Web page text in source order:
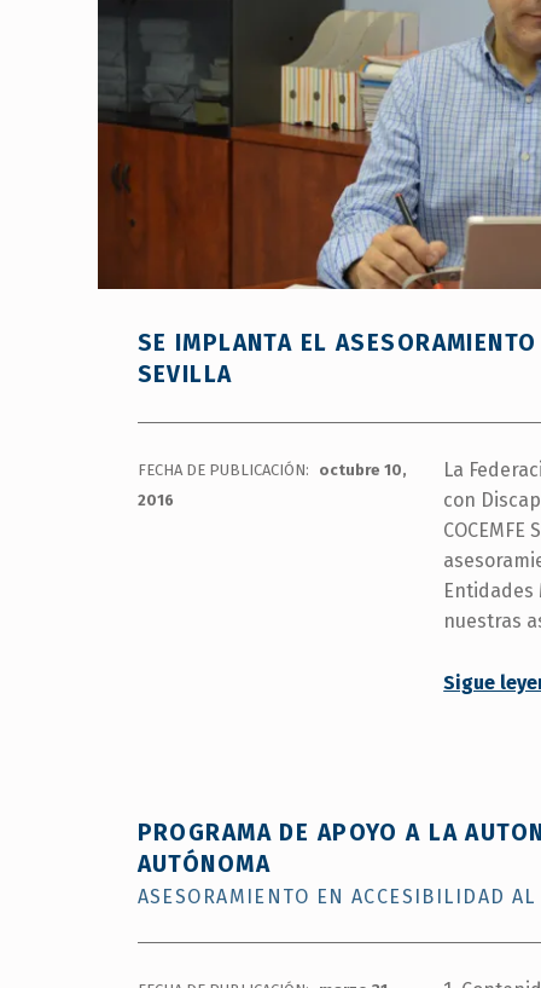
SE IMPLANTA EL
SEVILLA
FECHA DE PUBLICACIÓN:
octubre 10,
2016
La
con
Entidades
nuestras
Sigue
PROGRAMA DE APOYO A LA
AUTÓNOMA
ASESORAMIENTO EN ACCESIBILIDAD